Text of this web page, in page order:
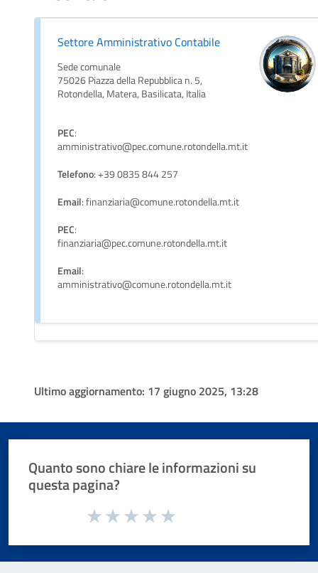
Settore Amministrativo Contabile
Sede comunale
75026 Piazza della Repubblica n. 5,
Rotondella, Matera, Basilicata, Italia
PEC:
amministrativo@pec.comune.rotondella.mt.it
Telefono: +39 0835 844 257
Email: finanziaria@comune.rotondella.mt.it
PEC:
finanziaria@pec.comune.rotondella.mt.it
Email:
amministrativo@comune.rotondella.mt.it
Ultimo aggiornamento: 17 giugno 2025, 13:28
Quanto sono chiare le informazioni su
questa pagina?
Valuta da 1 a 5 stelle la pagina